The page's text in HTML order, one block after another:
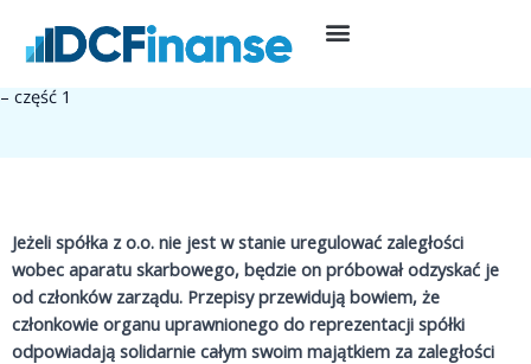
treści
17 listopada, 2022Prowadzenie działalności
Odpowiedzialność członka zarządu za zaległości podatkowe spółki
– część 1
Jeżeli spółka z o.o. nie jest w stanie uregulować zaległości
wobec aparatu skarbowego, będzie on próbował odzyskać je
od członków zarządu. Przepisy przewidują bowiem, że
członkowie organu uprawnionego do reprezentacji spółki
odpowiadają solidarnie całym swoim majątkiem za zaległości